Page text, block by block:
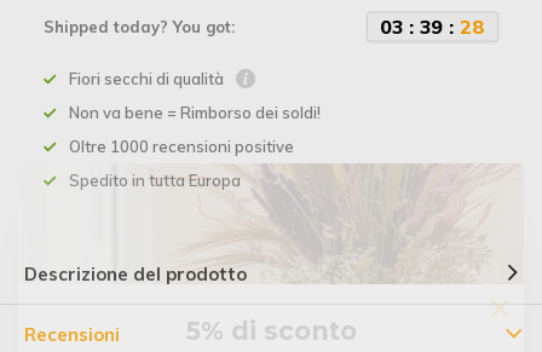
Shipped today? You got: 03 :39 :27
Fiori secchi di qualità
Non va bene = Rimborso dei soldi!
Oltre 1000 recensioni positive
Spedito in tutta Europa
Descrizione del prodotto
Recensioni 5% di sconto